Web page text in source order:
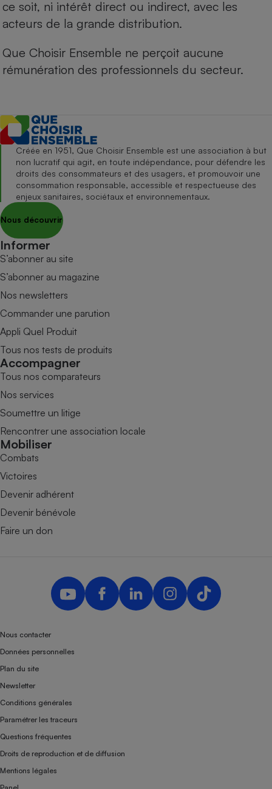
ce soit, ni intérêt direct ou indirect, avec les
acteurs de la grande distribution.
Que Choisir Ensemble ne perçoit aucune
rémunération des professionnels du secteur.
Créée en 1951, Que Choisir Ensemble est une association à but
non lucratif qui agit, en toute indépendance, pour défendre les
droits des consommateurs et des usagers, et promouvoir une
consommation responsable, accessible et respectueuse des
enjeux sanitaires, sociétaux et environnementaux.
Nous découvrir
Informer
S’abonner au site
S’abonner au magazine
Nos newsletters
Commander une parution
Appli Quel Produit
Tous nos tests de produits
Accompagner
Tous nos comparateurs
Nos services
Soumettre un litige
Rencontrer une association locale
Mobiliser
Combats
Victoires
Devenir adhérent
Devenir bénévole
Faire un don
Nous contacter
Données personnelles
Plan du site
Newsletter
Conditions générales
Paramétrer les traceurs
Questions fréquentes
Droits de reproduction et de diffusion
Mentions légales